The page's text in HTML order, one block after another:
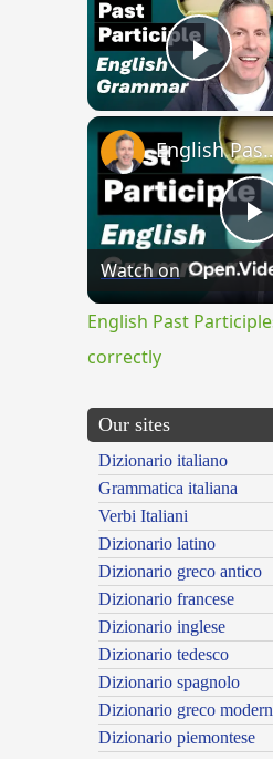
Play
English Past
Watch on
English Past
correctly
Our sites
Dizionario italiano
Grammatica italiana
Verbi Italiani
Dizionario latino
Dizionario greco antico
Dizionario francese
Dizionario inglese
Dizionario tedesco
Dizionario spagnolo
Dizionario greco
Dizionario piemontese